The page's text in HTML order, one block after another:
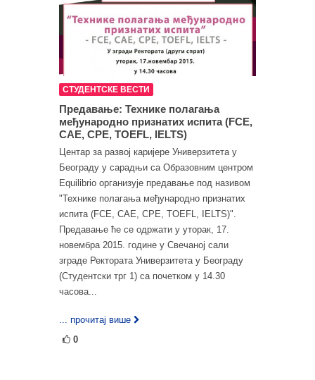
СТУДЕНТСКЕ ВЕСТИ
Предавање: Технике полагања
међународно признатих испита (FCE,
CAE, CPE, TOEFL, IELTS)
Центар за развој каријере Универзитета у
Београду у сарадњи са Образовним центром
Equilibrio организује предавање под називом
"Технике полагања међународно признатих
испита (FCE, CAE, CPE, TOEFL, IELTS)".
Предавање ће се одржати у уторак, 17.
новембра 2015. године у Свечаној сали
зграде Ректората Универзитета у Београду
(Студентски трг 1) са почетком у 14.30
часова...
... прочитај више
0